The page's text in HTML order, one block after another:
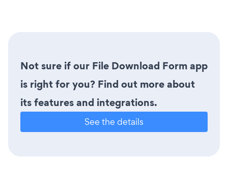
Not sure if our File Download Form app
is right for you? Find out more about
its features and integrations.
See the details